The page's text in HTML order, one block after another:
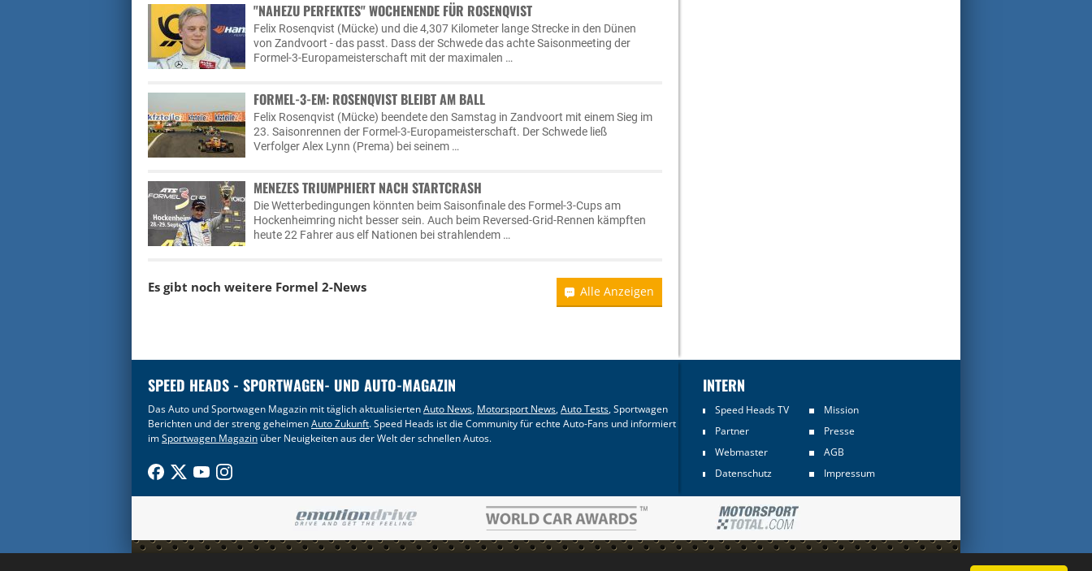
"NAHEZU PERFEKTES" WOCHENENDE FÜR ROSENQVIST
Felix Rosenqvist (Mücke) und die 4,307 Kilometer lange Strecke in den Dünen
von Zandvoort - das passt. Dass der Schwede das achte Saisonmeeting der
Formel-3-Europameisterschaft mit der maximalen …
FORMEL-3-EM: ROSENQVIST BLEIBT AM BALL
Felix Rosenqvist (Mücke) beendete den Samstag in Zandvoort mit einem Sieg im
23. Saisonrennen der Formel-3-Europameisterschaft. Der Schwede ließ
Verfolger Alex Lynn (Prema) bei seinem …
MENEZES TRIUMPHIERT NACH STARTCRASH
Die Wetterbedingungen könnten beim Saisonfinale des Formel-3-Cups am
Hockenheimring nicht besser sein. Auch beim Reversed-Grid-Rennen kämpften
heute 22 Fahrer aus elf Nationen bei strahlendem …
Es gibt noch weitere Formel 2-News Alle Anzeigen
SPEED HEADS - SPORTWAGEN- UND AUTO-MAGAZIN
Das Auto und Sportwagen Magazin mit täglich aktualisiertenAuto News, Motorsport News,Auto Tests, Sportwagen
Berichten und der streng geheimenAuto Zukunft. Speed Heads ist die Community für echte Auto-Fans und informiert
imSportwagen Magazin über Neuigkeiten aus der Welt der schnellen Autos.
INTERN
Speed Heads TV
Mission
Partner
Presse
Webmaster
AGB
Datenschutz
Impressum